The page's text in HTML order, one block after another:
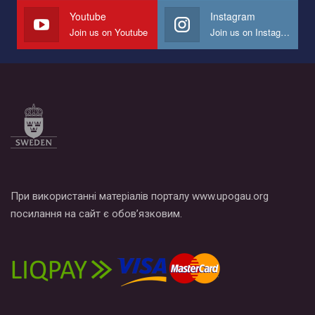
СОГИ в Украине.
Все, что вам нужно сделать - это зайти на наш канал YouTube
по этой ссылке и поставить лайк под видео.
Youtube
Join us on Youtube
Instagram
Join us on Instagram
При використанні матеріалів порталу www.upogau.org
посилання на сайт є обов’язковим.